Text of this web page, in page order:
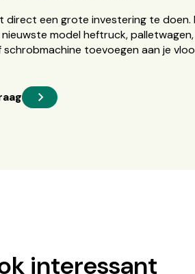
direct een grote investering te doen.
model heftruck,
toevoegen aan je
interessant